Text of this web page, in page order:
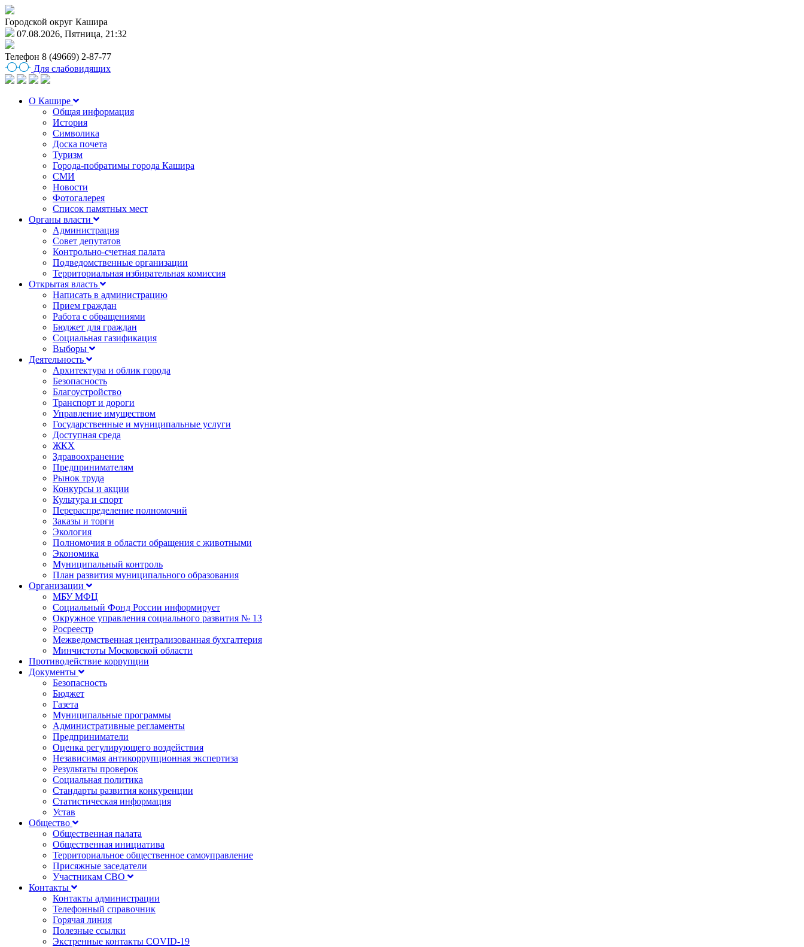
Городской округ Кашира
07.08.2026, Пятница, 21:32
Телефон 8 (49669) 2-87-77
Для слабовидящих
О Кашире
Общая информация
История
Символика
Доска почета
Туризм
Города-побратимы города Кашира
СМИ
Новости
Фотогалерея
Список памятных мест
Органы власти
Администрация
Совет депутатов
Контрольно-счетная палата
Подведомственные организации
Территориальная избирательная комиссия
Открытая власть
Написать в администрацию
Прием граждан
Работа с обращениями
Бюджет для граждан
Социальная газификация
Выборы
Деятельность
Архитектура и облик города
Безопасность
Благоустройство
Транспорт и дороги
Управление имуществом
Государственные и муниципальные услуги
Доступная среда
ЖКХ
Здравоохранение
Предпринимателям
Рынок труда
Конкурсы и акции
Культура и спорт
Перераспределение полномочий
Заказы и торги
Экология
Полномочия в области обращения с животными
Экономика
Муниципальный контроль
План развития муниципального образования
Организации
МБУ МФЦ
Социальный Фонд России информирует
Окружное управления социального развития № 13
Росреестр
Межведомственная централизованная бухгалтерия
Минчистоты Московской области
Противодействие коррупции
Документы
Безопасность
Бюджет
Газета
Муниципальные программы
Административные регламенты
Предприниматели
Оценка регулирующего воздействия
Независимая антикоррупционная экспертиза
Результаты проверок
Социальная политика
Стандарты развития конкуренции
Статистическая информация
Устав
Общество
Общественная палата
Общественная инициатива
Территориальное общественное самоуправление
Присяжные заседатели
Участникам СВО
Контакты
Контакты администрации
Телефонный справочник
Горячая линия
Полезные ссылки
Экстренные контакты COVID-19